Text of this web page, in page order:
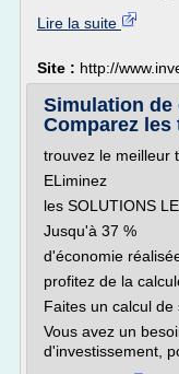
Lire la suite
Site : http://
Simulation de
Comparez les
trouvez le meilleur
ELiminez
les SOLUTIONS
Jusqu'à 37 %
d'économie
profitez de la
Faites un calcul
Vous avez un
d'investissement,